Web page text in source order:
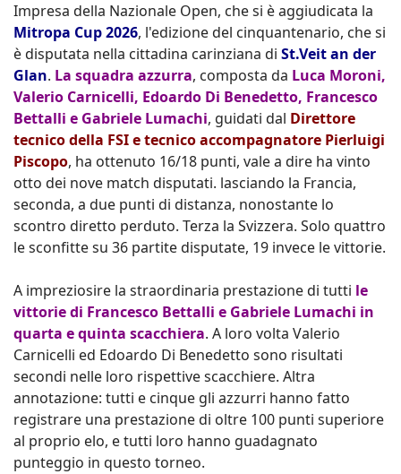
Impresa della Nazionale Open, che si è aggiudicata la
Mitropa Cup 2026, l'edizione del cinquantenario, che si
è disputata nella cittadina carinziana di St.Veit an der
Glan. La squadra azzurra, composta da Luca Moroni,
Valerio Carnicelli, Edoardo Di Benedetto, Francesco
Bettalli e Gabriele Lumachi, guidati dal Direttore
tecnico della FSI e tecnico accompagnatore Pierluigi
Piscopo, ha ottenuto 16/18 punti, vale a dire ha vinto
otto dei nove match disputati. lasciando la Francia,
seconda, a due punti di distanza, nonostante lo
scontro diretto perduto. Terza la Svizzera. Solo quattro
le sconfitte su 36 partite disputate, 19 invece le vittorie.
A impreziosire la straordinaria prestazione di tutti le
vittorie di Francesco Bettalli e Gabriele Lumachi in
quarta e quinta scacchiera. A loro volta Valerio
Carnicelli ed Edoardo Di Benedetto sono risultati
secondi nelle loro rispettive scacchiere. Altra
annotazione: tutti e cinque gli azzurri hanno fatto
registrare una prestazione di oltre 100 punti superiore
al proprio elo, e tutti loro hanno guadagnato
punteggio in questo torneo.